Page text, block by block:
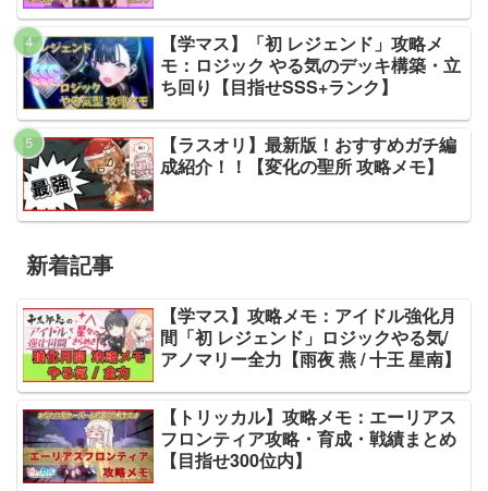
【学マス】「初 レジェンド」攻略メ
モ：ロジック やる気のデッキ構築・立
ち回り【目指せSSS+ランク】
【ラスオリ】最新版！おすすめガチ編
成紹介！！【変化の聖所 攻略メモ】
新着記事
【学マス】攻略メモ：アイドル強化月
間「初 レジェンド」ロジックやる気/
アノマリー全力【雨夜 燕 / 十王 星南】
【トリッカル】攻略メモ：エーリアス
フロンティア攻略・育成・戦績まとめ
【目指せ300位内】